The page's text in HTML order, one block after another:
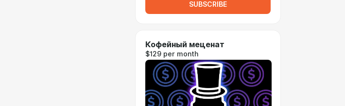
SUBSCRIBE
Кофейный меценат
$129 per month